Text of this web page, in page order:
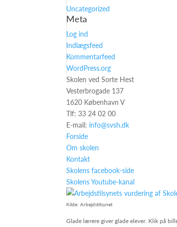
Uncategorized
Meta
Log ind
Indlægsfeed
Kommentarfeed
WordPress.org
Skolen ved Sorte Hest
Vesterbrogade 137
1620 København V
Tlf: 33 24 02 00
E-mail: info@svsh.dk
Forside
Om skolen
Kontakt
Skolens facebook-side
Skolens Youtube-kanal
Kilde: Arbejdstilsynet
Glade lærere giver glade elever. Klik på